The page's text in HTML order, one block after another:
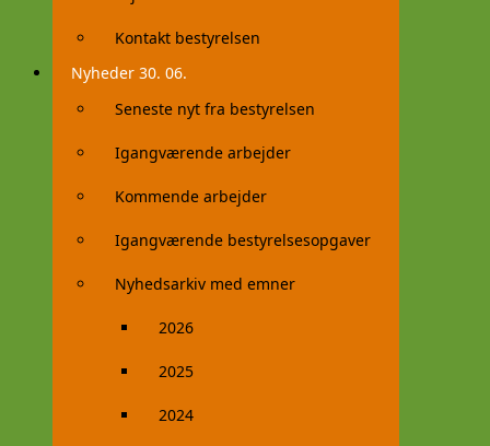
Kontakt bestyrelsen
Nyheder 30. 06.
Seneste nyt fra bestyrelsen
Igangværende arbejder
Kommende arbejder
Igangværende bestyrelsesopgaver
Nyhedsarkiv med emner
2026
2025
2024